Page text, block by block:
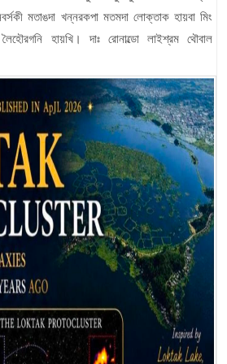
মতাঙদা খন্নরকপা মতমদা লোক্তাক হায়বা মিং
হায়খি। দাঃ রোনাল্ডো লাইশ্রম থৌবাল